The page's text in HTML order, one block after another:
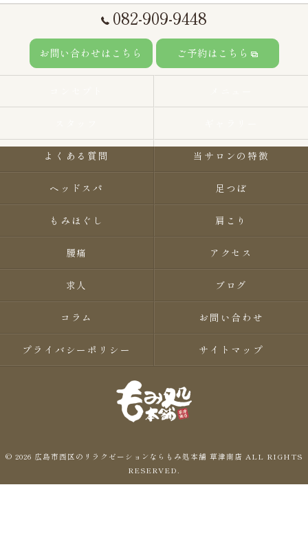
082-909-9448
お問い合わせはこちら ご予約はこちら
よくある質問 当サロンの特徴
ヘッドスパ 足つぼ
もみほぐし 肩こり
腰痛 アクセス
求人 ブログ
コラム お問い合わせ
プライバシーポリシー サイトマップ
© 2026 広島市西区のリラクゼーションならもみ処本舗 草津南店 ALL RIGHTS
RESERVED.